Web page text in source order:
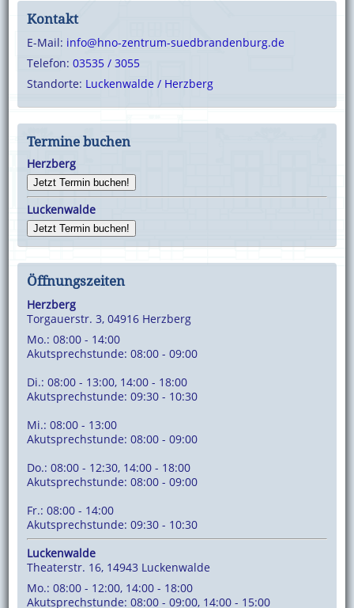
Kontakt
E-Mail: info@hno-zentrum-suedbrandenburg.de
Telefon: 03535 / 3055
Standorte: Luckenwalde / Herzberg
Termine buchen
Herzberg
Jetzt Termin buchen!
Luckenwalde
Jetzt Termin buchen!
Öffnungszeiten
Herzberg
Torgauerstr. 3, 04916 Herzberg
Mo.: 08:00 - 14:00
Akutsprechstunde: 08:00 - 09:00
Di.: 08:00 - 13:00, 14:00 - 18:00
Akutsprechstunde: 09:30 - 10:30
Mi.: 08:00 - 13:00
Akutsprechstunde: 08:00 - 09:00
Do.: 08:00 - 12:30, 14:00 - 18:00
Akutsprechstunde: 08:00 - 09:00
Fr.: 08:00 - 14:00
Akutsprechstunde: 09:30 - 10:30
Luckenwalde
Theaterstr. 16, 14943 Luckenwalde
Mo.: 08:00 - 12:00, 14:00 - 18:00
Akutsprechstunde: 08:00 - 09:00, 14:00 - 15:00